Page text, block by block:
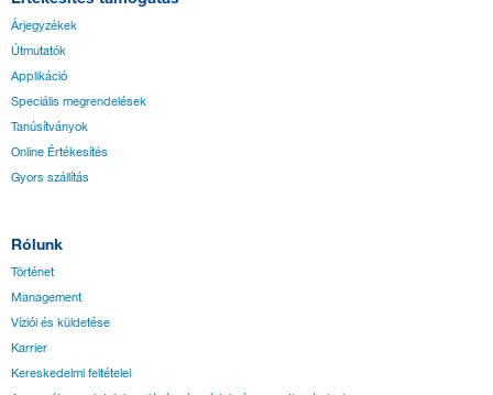
Árjegyzékek
Útmutatók
Applikáció
Speciális megrendelések
Tanúsítványok
Online Értékesítés
Gyors szállítás
Rólunk
Történet
Management
Víziói és küldetése
Karrier
Kereskedelmi feltételei